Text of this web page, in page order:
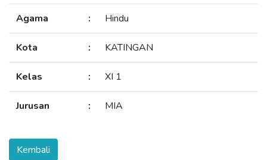
Agama : Hindu
Kota : KATINGAN
Kelas : XI 1
Jurusan : MIA